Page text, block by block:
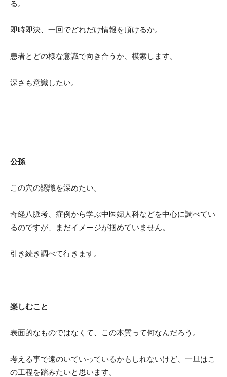
る。
即時即決、一回でどれだけ情報を頂けるか。
患者とどの様な意識で向き合うか、模索します。
深さも意識したい。
公孫
この穴の認識を深めたい。
奇経八脈考、症例から学ぶ中医婦人科などを中心に調べてい
るのですが、まだイメージが掴めていません。
引き続き調べて行きます。
楽しむこと
表面的なものではなくて、この本質って何なんだろう。
考える事で遠のいていっているかもしれないけど、一旦はこ
の工程を踏みたいと思います。